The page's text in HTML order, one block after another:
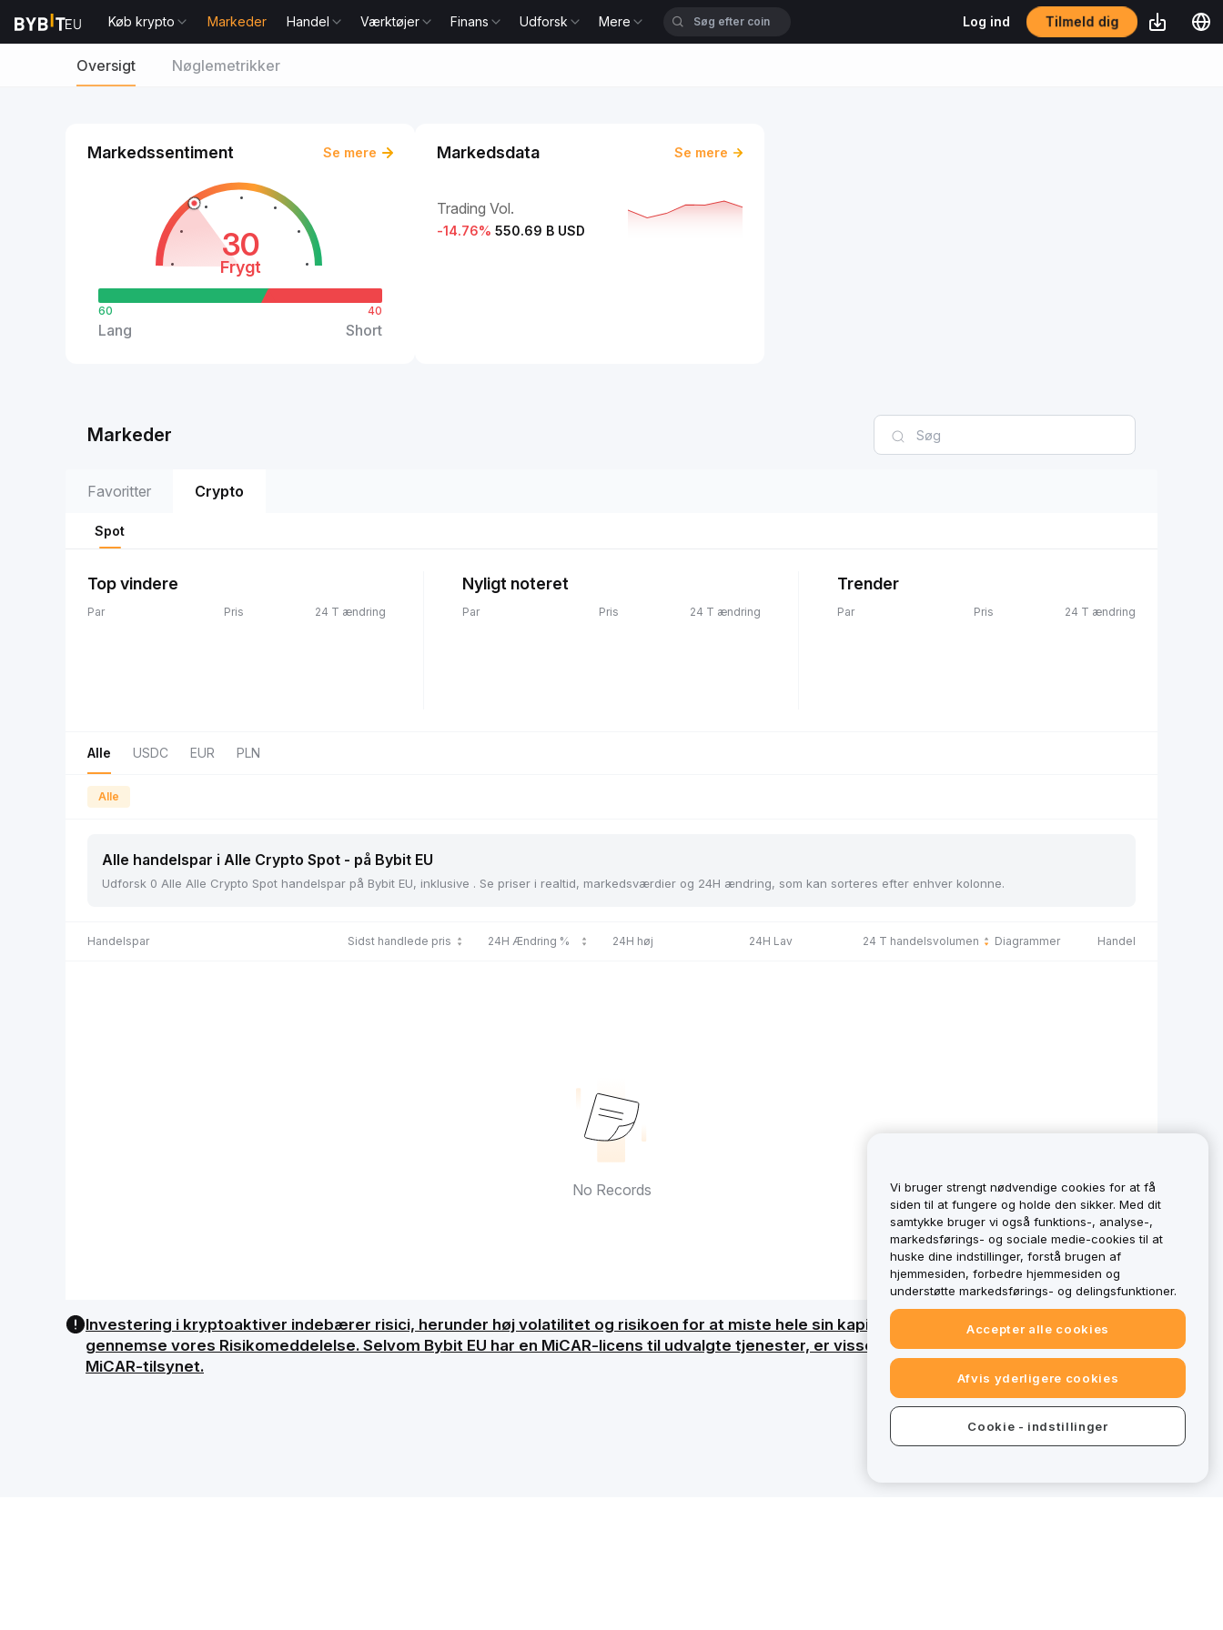
Køb krypto Markeder Handel Værktøjer Finans Udforsk Mere Log ind Tilmeld dig
Oversigt Nøglemetrikker
Markedssentiment Se mere
30
Frygt
60
Lang
40
Short
Markedsdata Se mere
Trading Vol.
-14.76% 550.69 B USD
Markeder
Favoritter Crypto
Spot
Top vindere
Par Pris 24 T ændring
Nyligt noteret
Par Pris 24 T ændring
Trender
Par Pris 24 T ændring
Alle USDC EUR PLN
Alle
Alle handelspar i Alle Crypto Spot - på Bybit EU
Udforsk 0 Alle Alle Crypto Spot handelspar på Bybit EU, inklusive . Se priser i realtid, markedsværdier og 24H ændring, som kan sorteres efter enhver kolonne.
Handelspar Sidst handlede pris 24H Ændring % 24H høj 24H Lav 24 T handelsvolumen Diagrammer Handel
No Records
Investering i kryptoaktiver indebærer risici, herunder høj volatilitet og risikoen for at miste hele sin kapital. Få en detaljeret oversigt ved at
gennemse vores Risikomeddelelse. Selvom Bybit EU har en MiCAR-licens til udvalgte tjenester, er visse tilbud på bybit.eu ikke omfattet af
MiCAR-tilsynet.
Vi bruger strengt nødvendige cookies for at få
siden til at fungere og holde den sikker. Med dit
samtykke bruger vi også funktions-, analyse-,
markedsførings- og sociale medie-cookies til at
huske dine indstillinger, forstå brugen af
hjemmesiden, forbedre hjemmesiden og
understøtte markedsførings- og delingsfunktioner.
Accepter alle cookies
Afvis yderligere cookies
Cookie - indstillinger